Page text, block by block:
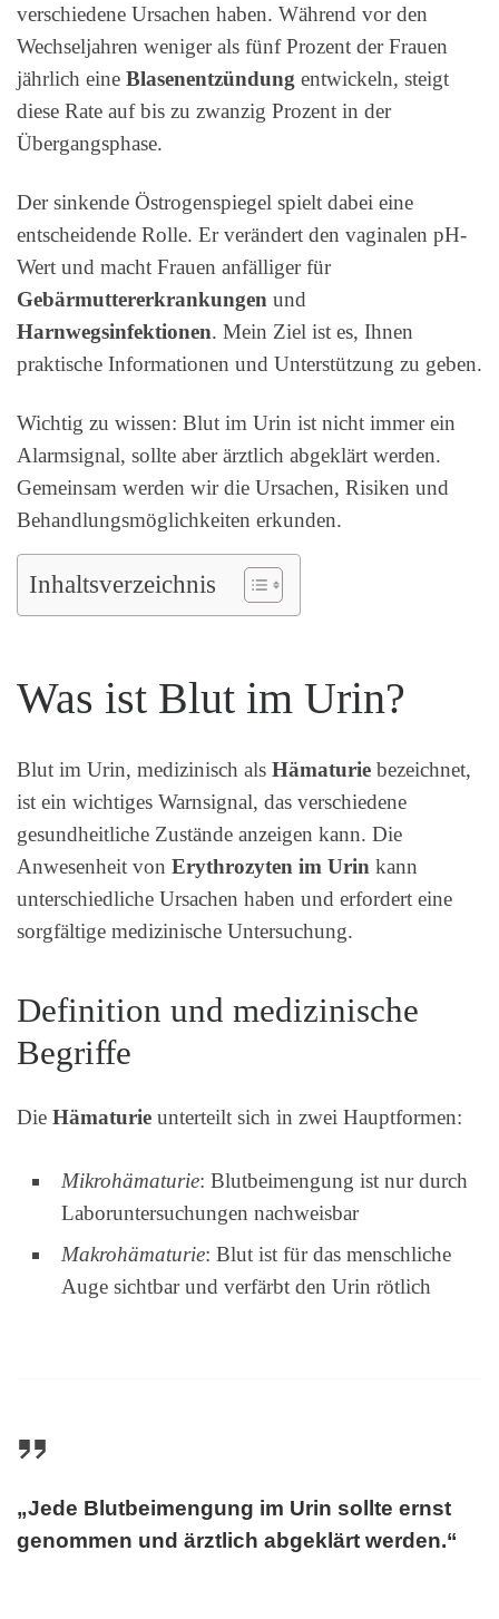
verschiedene Ursachen haben. Während vor den
Wechseljahren weniger als fünf Prozent der Frauen
jährlich eine Blasenentzündung entwickeln, steigt
diese Rate auf bis zu zwanzig Prozent in der
Übergangsphase.
Der sinkende Östrogenspiegel spielt dabei eine
entscheidende Rolle. Er verändert den vaginalen pH-
Wert und macht Frauen anfälliger für
Gebärmuttererkrankungen und
Harnwegsinfektionen. Mein Ziel ist es, Ihnen
praktische Informationen und Unterstützung zu geben.
Wichtig zu wissen: Blut im Urin ist nicht immer ein
Alarmsignal, sollte aber ärztlich abgeklärt werden.
Gemeinsam werden wir die Ursachen, Risiken und
Behandlungsmöglichkeiten erkunden.
Inhaltsverzeichnis
Was ist Blut im Urin?
Blut im Urin, medizinisch als Hämaturie bezeichnet,
ist ein wichtiges Warnsignal, das verschiedene
gesundheitliche Zustände anzeigen kann. Die
Anwesenheit von Erythrozyten im Urin kann
unterschiedliche Ursachen haben und erfordert eine
sorgfältige medizinische Untersuchung.
Definition und medizinische
Begriffe
Die Hämaturie unterteilt sich in zwei Hauptformen:
Mikrohämaturie: Blutbeimengung ist nur durch
Laboruntersuchungen nachweisbar
Makrohämaturie: Blut ist für das menschliche
Auge sichtbar und verfärbt den Urin rötlich
„Jede Blutbeimengung im Urin sollte ernst
genommen und ärztlich abgeklärt werden.“